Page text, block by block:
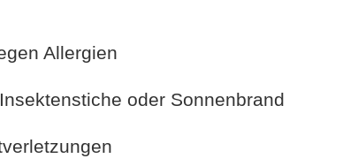
Allergien
oder Sonnenbrand